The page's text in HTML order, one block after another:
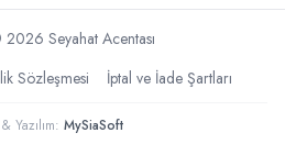
2026 Seyahat Acentası
Sözleşmesi İptal ve İade Şartları
Yazılım: MySiaSoft